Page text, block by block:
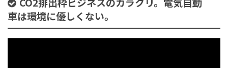
車は環境に優しくない。